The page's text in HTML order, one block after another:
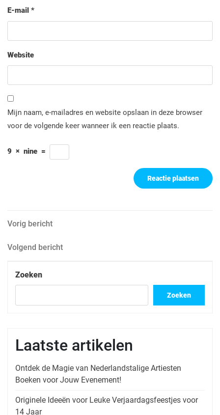
E-mail *
Website
Mijn naam, e-mailadres en website opslaan in deze browser
voor de volgende keer wanneer ik een reactie plaats.
9 × nine =
Berichtnavigatie
Vorig
Vorig bericht
Volgend
Volgend bericht
Zoeken
Zoeken
Laatste artikelen
Ontdek de Magie van Nederlandstalige Artiesten
Boeken voor Jouw Evenement!
Originele Ideeën voor Leuke Verjaardagsfeestjes voor
14 Jaar